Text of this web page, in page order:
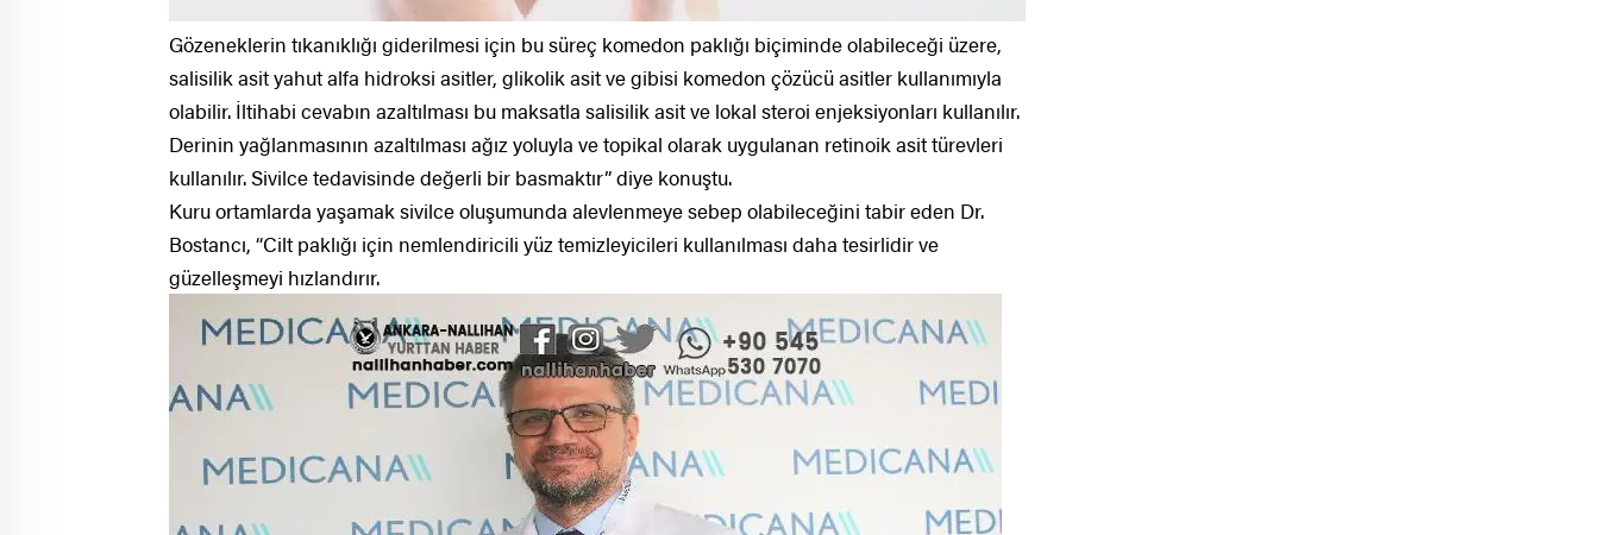
Gözeneklerin tıkanıklığı giderilmesi için bu süreç komedon paklığı biçiminde olabileceği üzere,
salisilik asit yahut alfa hidroksi asitler, glikolik asit ve gibisi komedon çözücü asitler kullanımıyla
olabilir. İltihabi cevabın azaltılması bu maksatla salisilik asit ve lokal steroi enjeksiyonları kullanılır.
Derinin yağlanmasının azaltılması ağız yoluyla ve topikal olarak uygulanan retinoik asit türevleri
kullanılır. Sivilce tedavisinde değerli bir basmaktır” diye konuştu.
Kuru ortamlarda yaşamak sivilce oluşumunda alevlenmeye sebep olabileceğini tabir eden Dr.
Bostancı, “Cilt paklığı için nemlendiricili yüz temizleyicileri kullanılması daha tesirlidir ve
güzelleşmeyi hızlandırır.